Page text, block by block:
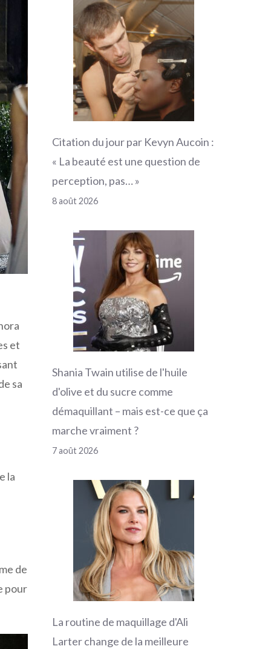
et
sa
la
de
pour
Citation du jour par Kevyn Aucoin :
« La beauté est une question de
perception, pas… »
8 août 2026
Shania Twain utilise de l'huile
d'olive et du sucre comme
démaquillant – mais est-ce que ça
marche vraiment ?
7 août 2026
La routine de maquillage d'Ali
Larter change de la meilleure